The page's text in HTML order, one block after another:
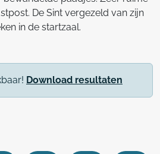
De Sint vergezeld van zijn
in de startzaal.
Download resultaten